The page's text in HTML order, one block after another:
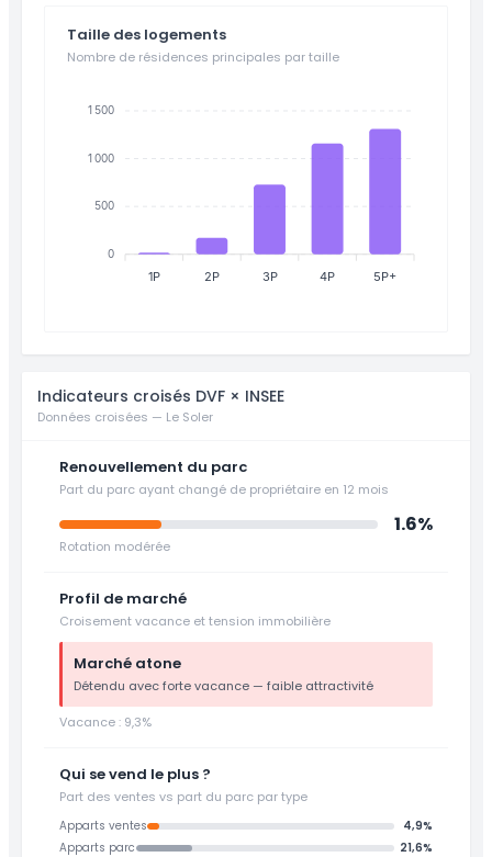
Taille des logements
Nombre de résidences principales par taille
1 500
1 000
500
0
1P 2P 3P 4P 5P+
Indicateurs croisés DVF × INSEE
Données croisées — Le Soler
Renouvellement du parc
Part du parc ayant changé de propriétaire en 12 mois
1.6%
Rotation modérée
Profil de marché
Croisement vacance et tension immobilière
Marché atone
Détendu avec forte vacance — faible attractivité
Vacance : 9,3%
Qui se vend le plus ?
Part des ventes vs part du parc par type
Apparts ventes
4,9%
Apparts parc
21,6%